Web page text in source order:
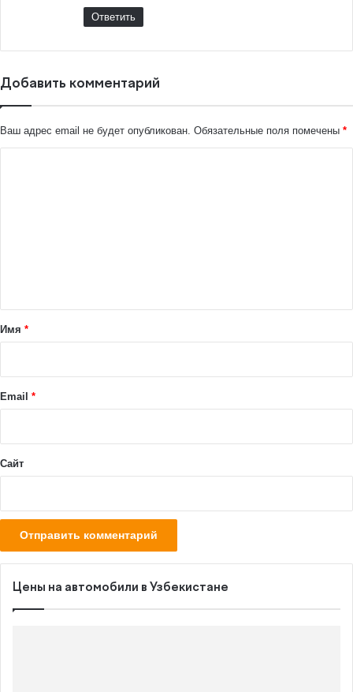
Ответить
Добавить комментарий
Ваш адрес email не будет опубликован. Обязательные поля помечены *
а
й
Имя *
Email *
Сайт
Цены на автомобили в Узбекистане